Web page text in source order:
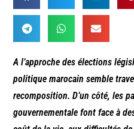
A l’approche des élections
politique marocain semble
recomposition. D’un côté, les
gouvernementale font face à